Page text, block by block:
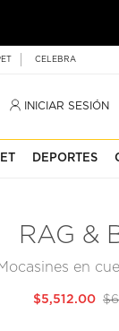
CELEBRA
INICIAR SESIÓN
DEPORTES
RAG &
en
$5,512.00